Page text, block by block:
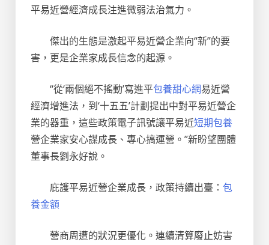
平易近營經濟成長注進微弱法治氣力。
傑出的生態是激起平易近營企業向“新”的要
害，更是企業家成長信念的起源。
“從‘兩個絕不搖動’寫進平包養甜心網易近營
經濟增進法，到‘十五五’計劃提出中對平易近營企
業的器重，這些政策電子訊號讓平易近短期包養
營企業家安心謀成長、專心搞運營。”新盼望團體
董事長劉永好說。
庇護平易近營企業成長，政策持續出臺： 包
養金額
營商周遭的狀況更優化。連續清算廢止妨害